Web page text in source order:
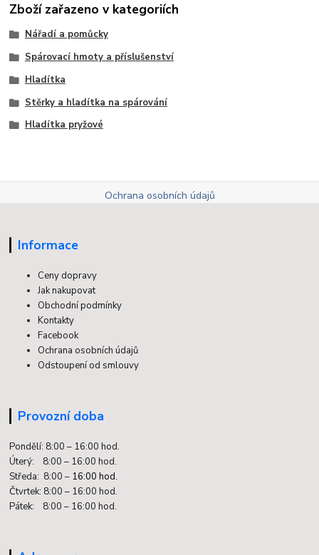
Zboží zařazeno v kategoriích
Nářadí a pomůcky
Spárovací hmoty a příslušenství
Hladítka
Stěrky a hladítka na spárování
Hladítka pryžové
Ochrana osobních údajů
Informace
Ceny dopravy
Jak nakupovat
Obchodní podmínky
Kontakty
Facebook
Ochrana osobních údajů
Odstoupení od smlouvy
Provozní doba
Pondělí: 8:00 – 16:00 hod.
Úterý: 8:00 – 16:00 hod.
Středa: 8:00 – 16:00 hod.
Čtvrtek: 8:00 – 16:00 hod.
Pátek: 8:00 – 16:00 hod.